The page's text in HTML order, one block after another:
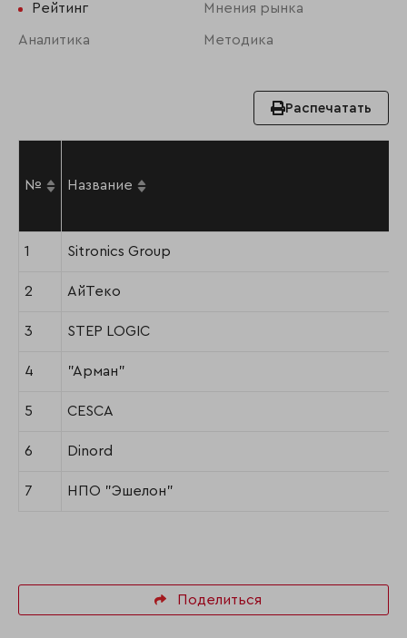
Рейтинг Мнения рынка
Аналитика Методика
Распечатать
№ Название
1 Sitronics Group
2 АйТеко
3 STEP LOGIC
4 "Арман"
5 CESCA
6 Dinord
7 НПО "Эшелон"
Поделиться